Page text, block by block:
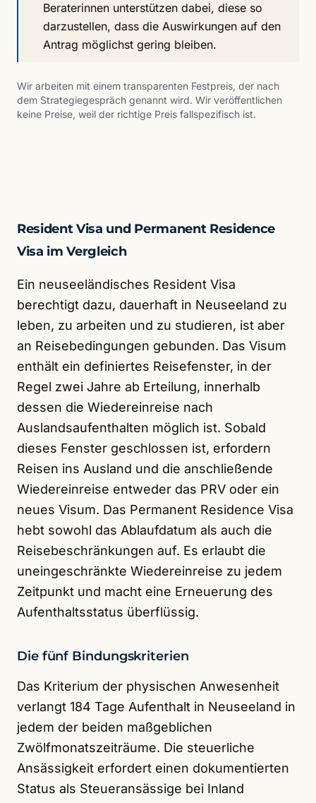
Beraterinnen unterstützen dabei, diese so
darzustellen, dass die Auswirkungen auf den
Antrag möglichst gering bleiben.
Wir arbeiten mit einem transparenten Festpreis, der nach
dem Strategiegespräch genannt wird. Wir veröffentlichen
keine Preise, weil der richtige Preis fallspezifisch ist.
Resident Visa und Permanent Residence
Visa im Vergleich
Ein neuseeländisches Resident Visa
berechtigt dazu, dauerhaft in Neuseeland zu
leben, zu arbeiten und zu studieren, ist aber
an Reisebedingungen gebunden. Das Visum
enthält ein definiertes Reisefenster, in der
Regel zwei Jahre ab Erteilung, innerhalb
dessen die Wiedereinreise nach
Auslandsaufenthalten möglich ist. Sobald
dieses Fenster geschlossen ist, erfordern
Reisen ins Ausland und die anschließende
Wiedereinreise entweder das PRV oder ein
neues Visum. Das Permanent Residence Visa
hebt sowohl das Ablaufdatum als auch die
Reisebeschränkungen auf. Es erlaubt die
uneingeschränkte Wiedereinreise zu jedem
Zeitpunkt und macht eine Erneuerung des
Aufenthaltsstatus überflüssig.
Die fünf Bindungskriterien
Das Kriterium der physischen Anwesenheit
verlangt 184 Tage Aufenthalt in Neuseeland in
jedem der beiden maßgeblichen
Zwölfmonatszeiträume. Die steuerliche
Ansässigkeit erfordert einen dokumentierten
Status als Steueransässige bei Inland